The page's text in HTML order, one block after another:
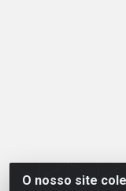
O nosso site